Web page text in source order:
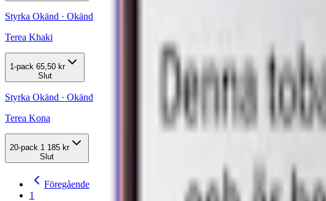
Styrka Okänd · Okänd
Terea Khaki
1-pack 65,50 kr
Slut
Styrka Okänd · Okänd
Terea Kona
20-pack 1 185 kr
Slut
Föregående
1